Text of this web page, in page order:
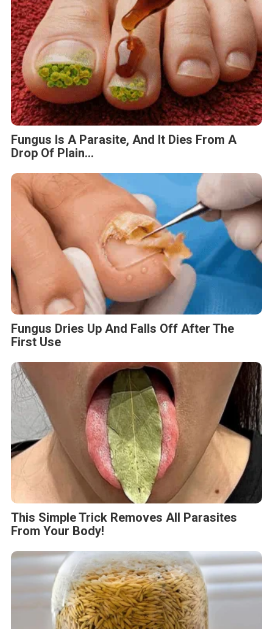
Fungus Is A Parasite, And It Dies From A
Drop Of Plain...
Fungus Dries Up And Falls Off After The
First Use
This Simple Trick Removes All Parasites
From Your Body!